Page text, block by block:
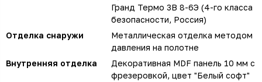
Гранд Термо 3В 8-6Э (4-го класса
безопасности, Россия)
Отделка снаружи
Металлическая отделка методом
давления на полотне
Внутренняя отделка
Декоративная MDF панель 10 мм с
фрезеровкой, цвет "Белый софт"